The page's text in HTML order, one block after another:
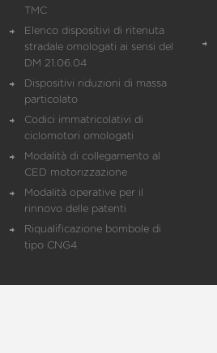
TMC
Elenco dispositivi di ritenuta
stradale omologati ai sensi del
DM 21.06.04
Dispositivi riduzioni di massa
particolato
Codici immatricolativi di
ciclomotori omologati
Modalità di collegamento al
CED motorizzazione
Modalità operative per il
rinnovo delle patenti
Riqualificazione bombole di
tipo CNG4